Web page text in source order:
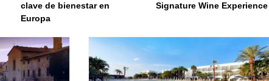
clave de bienestar en
Europa
Signature Wine Experience